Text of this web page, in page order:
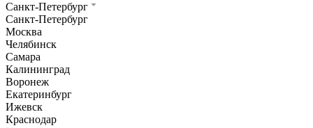
Санкт-Петербург
Санкт-Петербург
Москва
Челябинск
Самара
Калининград
Воронеж
Екатеринбург
Ижевск
Краснодар